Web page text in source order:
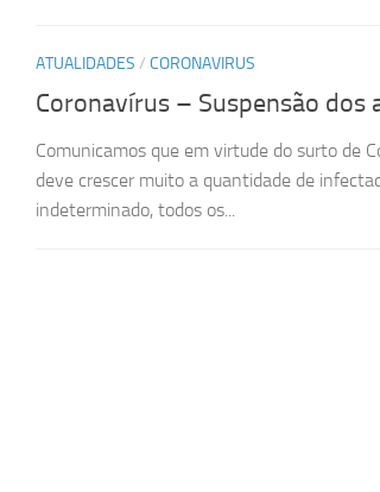
ATUALIDADES / CORONAVIRUS
Coronavírus – Suspensão
Comunicamos que em virtude do surto de
deve crescer muito a quantidade de
indeterminado, todos os...